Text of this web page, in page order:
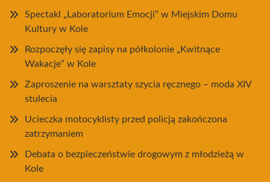
Spectakl „Laboratorium Emocji” w Miejskim Domu
Kultury w Kole
Rozpoczęły się zapisy na półkolonie „Kwitnące
Wakacje” w Kole
Zaproszenie na warsztaty szycia ręcznego – moda XIV
stulecia
Ucieczka motocyklisty przed policją zakończona
zatrzymaniem
Debata o bezpieczeństwie drogowym z młodzieżą w
Kole